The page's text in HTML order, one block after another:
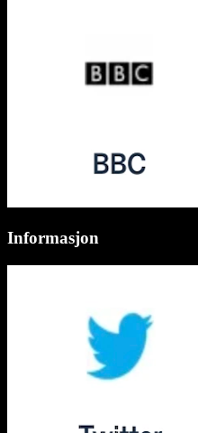
Informasjon